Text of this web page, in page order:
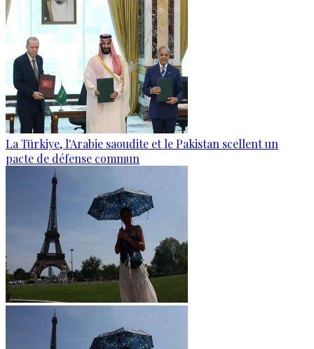
La Türkiye, l'Arabie saoudite et le Pakistan scellent un
pacte de défense commun